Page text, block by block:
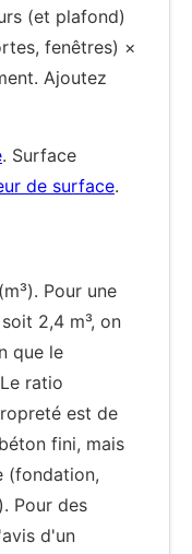
(et plafond)
fenêtres) ×
Ajoutez
. Surface
de surface.
Pour une
2,4 m³, on
que le
ratio
est de
fini, mais
(fondation,
Pour des
d'un